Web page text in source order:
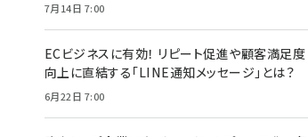
7月14日 7:00
ECビジネスに有効！ リピート促進や顧客満足度
向上に直結する「LINE通知メッセージ」とは？
6月22日 7:00